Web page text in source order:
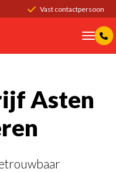
Service & offerte op maat
Asten